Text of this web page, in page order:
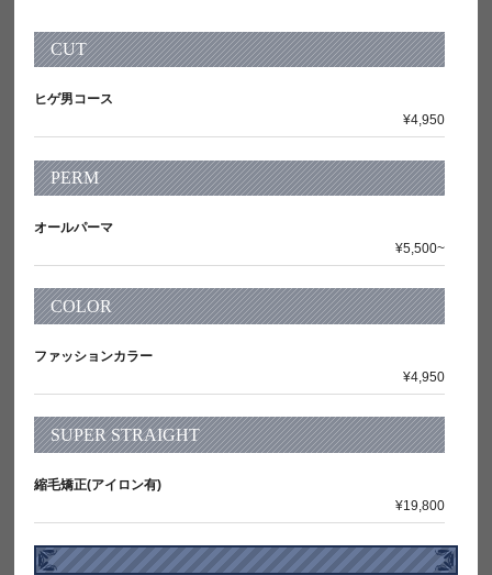
CUT
ヒゲ男コース
¥4,950
PERM
オールパーマ
¥5,500~
COLOR
ファッションカラー
¥4,950
SUPER STRAIGHT
縮毛矯正(アイロン有)
¥19,800